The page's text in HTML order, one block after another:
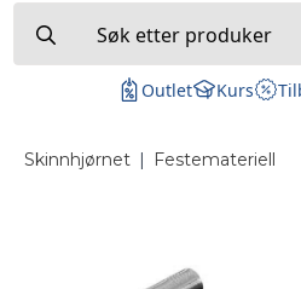
for:
Outlet Kurs
Skinnhjørnet | Festemateriell